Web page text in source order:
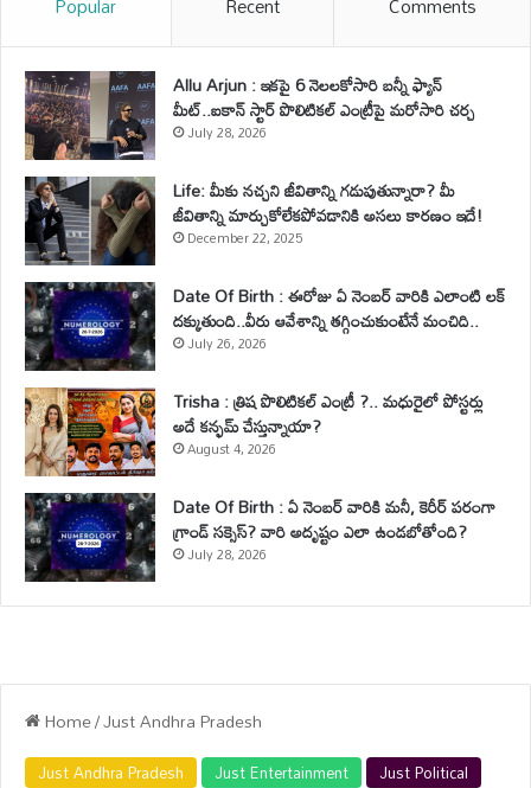
Allu Arjun : ఇకపై 6 నెలలకోసారి బన్నీ ఫ్యాన్
మీట్..ఐకాన్ స్టార్ పొలిటికల్ ఎంట్రీపై మరోసారి చర్చ
July 28, 2026
Life: మీకు నచ్చని జీవితాన్ని గడుపుతున్నారా? మీ
జీవితాన్ని మార్చుకోలేకపోవడానికి అసలు కారణం ఇదే!
December 22, 2025
Date Of Birth : ఈరోజు ఏ నెంబర్ వారికి ఎలాంటి లక్
దక్కుతుంది..వీరు ఆవేశాన్ని తగ్గించుకుంటేనే మంచిది..
July 26, 2026
Trisha : త్రిష పొలిటికల్ ఎంట్రీ ?.. మధురైలో పోస్టర్లు
అదే కన్ఫమ్ చేస్తున్నాయా?
August 4, 2026
Date Of Birth : ఏ నెంబర్ వారికి మనీ, కెరీర్ పరంగా
గ్రాండ్ సక్సెస్? వారి అదృష్టం ఎలా ఉండబోతోంది?
July 28, 2026